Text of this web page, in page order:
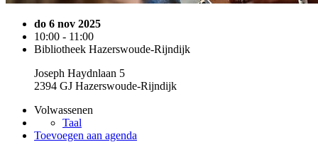
do 6 nov 2025
10:00 - 11:00
Bibliotheek Hazerswoude-Rijndijk
Joseph Haydnlaan 5
2394 GJ Hazerswoude-Rijndijk
Volwassenen
Taal
Toevoegen aan agenda